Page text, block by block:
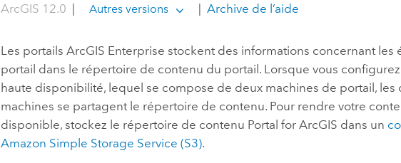
ArcGIS 12.0 | Autres versions | Archive de l’aide
Les portailsArcGIS Enterprise stockent des informations concernant les
portail dans le répertoire de contenu du portail. Lorsque vous
haute disponibilité, lequel se compose de deux machines de portail, les
machines se partagent le répertoire de contenu. Pour rendre votre
disponible, stockez le répertoire de contenu Portal for ArcGIS dans un
Amazon Simple Storage Service (S3).